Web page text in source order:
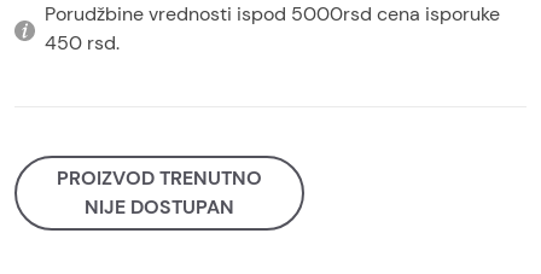
Porudžbine vrednosti ispod 5000rsd cena isporuke
450 rsd.
PROIZVOD TRENUTNO
NIJE DOSTUPAN